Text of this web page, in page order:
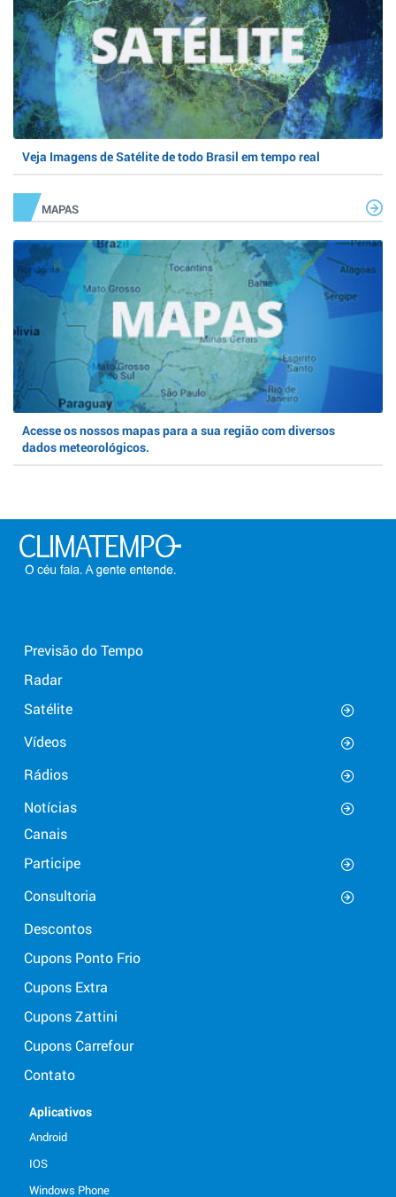
Veja Imagens de Satélite de todo Brasil em tempo real
MAPAS
Acesse os nossos mapas para a sua região com diversos
dados meteorológicos.
Previsão do Tempo
Radar
Satélite
Vídeos
Rádios
Notícias
Canais
Participe
Consultoria
Descontos
Cupons Ponto Frio
Cupons Extra
Cupons Zattini
Cupons Carrefour
Contato
Aplicativos
Android
IOS
Windows Phone